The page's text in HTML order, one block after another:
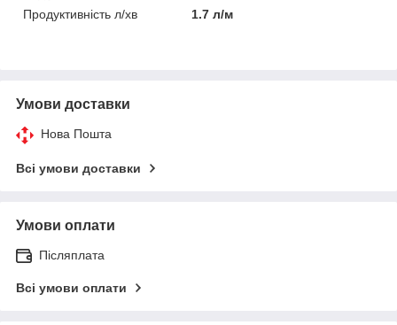
Продуктивність л/хв
1.7 л/м
Умови доставки
Нова Пошта
Всі умови доставки
Умови оплати
Післяплата
Всі умови оплати